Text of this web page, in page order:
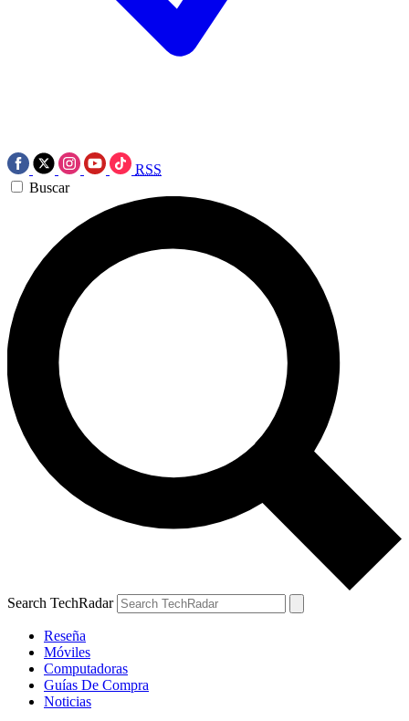
RSS
Buscar
Search TechRadar
Reseña
Móviles
Computadoras
Guías De Compra
Noticias